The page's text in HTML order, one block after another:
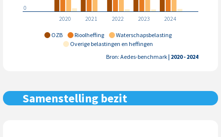
OZB Rioolheffing
Waterschapsbelasting
Overige belastingen en heffingen
2020 2021 2022 2023 2024
0
Bron: Aedes-benchmark| 2020 - 2024
Samenstelling bezit